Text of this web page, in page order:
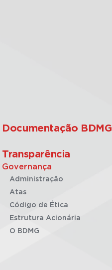
Documentação BDMG
Transparência
Governança
Administração
Atas
Código de Ética
Estrutura Acionária
O BDMG